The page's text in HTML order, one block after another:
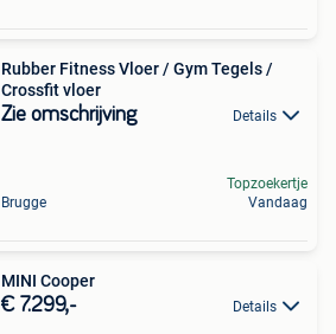
Rubber Fitness Vloer / Gym Tegels /
Crossfit vloer
Zie omschrijving Details
Brugge
Topzoekertje
Vandaag
MINI Cooper
€ 7.299,- Details